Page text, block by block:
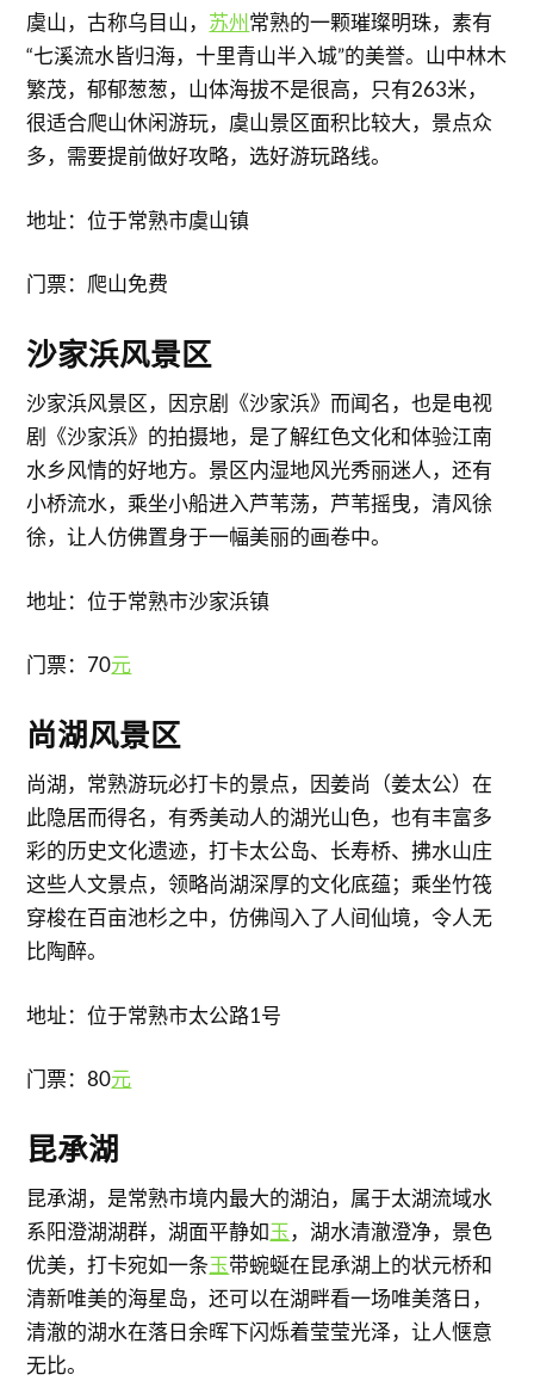
虞山，古称乌目山， 苏州常熟的一颗璀璨明珠，素有
“七溪流水皆归海，十里青山半入城”的美誉。山中林木
繁茂，郁郁葱葱，山体海拔不是很高，只有263米，
很适合爬山休闲游玩，虞山景区面积比较大，景点众
多，需要提前做好攻略，选好游玩路线。
地址：位于常熟市虞山镇
门票：爬山免费
​沙家浜风景区
沙家浜风景区，因京剧《沙家浜》而闻名，也是电视
剧《沙家浜》的拍摄地，是了解红色文化和体验江南
水乡风情的好地方。景区内湿地风光秀丽迷人，还有
小桥流水，乘坐小船进入芦苇荡，芦苇摇曳，清风徐
徐，让人仿佛置身于一幅美丽的画卷中。
地址：位于常熟市沙家浜镇
门票：70元
​尚湖风景区
尚湖，常熟游玩必打卡的景点，因姜尚（姜太公）在
此隐居而得名，有秀美动人的湖光山色，也有丰富多
彩的历史文化遗迹，打卡太公岛、长寿桥、拂水山庄
这些人文景点，领略尚湖深厚的文化底蕴；乘坐竹筏
穿梭在百亩池杉之中，仿佛闯入了人间仙境，令人无
比陶醉。
地址：位于常熟市太公路1号
门票：80元
​昆承湖
昆承湖，是常熟市境内最大的湖泊，属于太湖流域水
系阳澄湖湖群，湖面平静如玉，湖水清澈澄净，景色
优美，打卡宛如一条玉带蜿蜒在昆承湖上的状元桥和
清新唯美的海星岛，还可以在湖畔看一场唯美落日，
清澈的湖水在落日余晖下闪烁着莹莹光泽，让人惬意
无比。